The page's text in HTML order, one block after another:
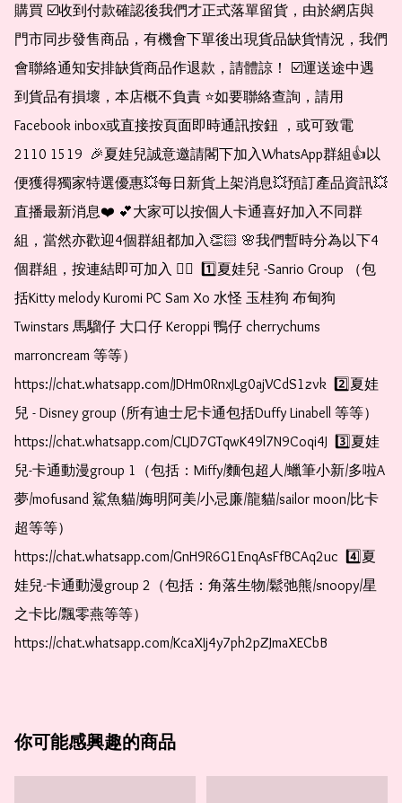
購買 ☑️收到付款確認後我們才正式落單留貨，由於網店與
門市同步發售商品，有機會下單後出現貨品缺貨情況，我們
會聯絡通知安排缺貨商品作退款，請體諒！ ☑️運送途中遇
到貨品有損壞，本店概不負責 ⭐️如要聯絡查詢，請用
Facebook inbox或直接按頁面即時通訊按鈕 ，或可致電
2110 1519  🎉夏娃兒誠意邀請閣下加入WhatsApp群組👍以
便獲得獨家特選優惠💥每日新貨上架消息💥預訂產品資訊💥
直播最新消息❤️ 💕大家可以按個人卡通喜好加入不同群
組，當然亦歡迎4個群組都加入👏🏻 🌸我們暫時分為以下4
個群組，按連結即可加入 👇🏻  1️⃣夏娃兒 -Sanrio Group （包
括Kitty melody Kuromi PC Sam Xo 水怪 玉桂狗 布甸狗
Twinstars 馬騮仔 大口仔 Keroppi 鴨仔 cherrychums
marroncream 等等）
https://chat.whatsapp.com/JDHm0RnxJLg0ajVCdS1zvk  2️⃣夏娃
兒 - Disney group (所有迪士尼卡通包括Duffy Linabell 等等）
https://chat.whatsapp.com/CLJD7GTqwK49l7N9Coqi4J  3️⃣夏娃
兒-卡通動漫group 1（包括：Miffy/麵包超人/蠟筆小新/多啦A
夢/mofusand 鯊魚貓/娒明阿美/小忌廉/龍貓/sailor moon/比卡
超等等）
https://chat.whatsapp.com/GnH9R6G1EnqAsFfBCAq2uc  4️⃣夏
娃兒-卡通動漫group 2（包括：角落生物/鬆弛熊/snoopy/星
之卡比/飄零燕等等）
https://chat.whatsapp.com/KcaXIj4y7ph2pZJmaXECbB
你可能感興趣的商品